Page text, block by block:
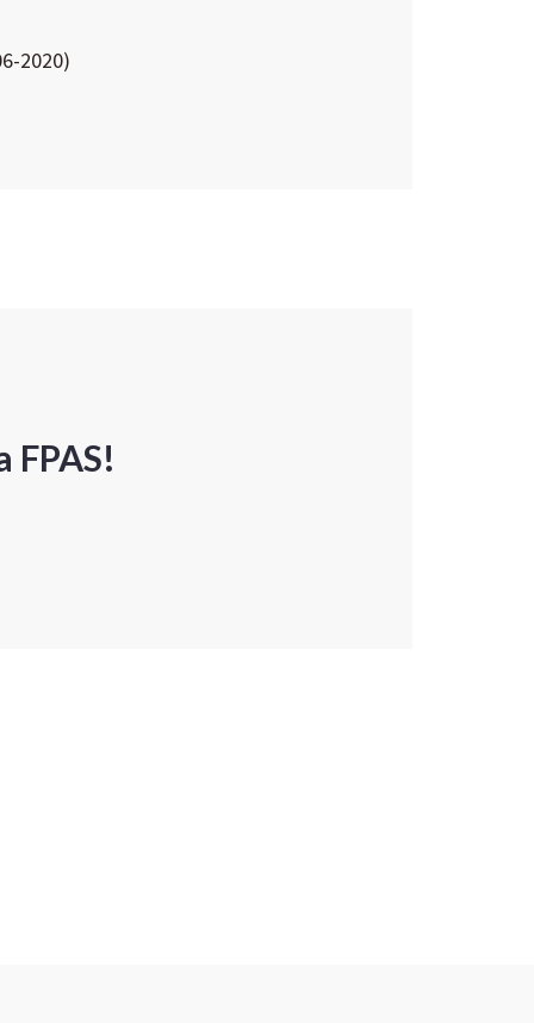
2020)
FPAS!